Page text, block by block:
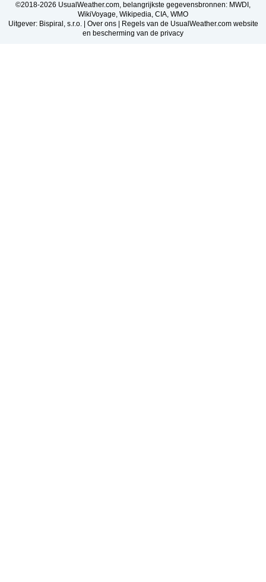
©2018-2026 UsualWeather.com, belangrijkste gegevensbronnen: MWDI,
WikiVoyage, Wikipedia, CIA, WMO
Uitgever: Bispiral, s.r.o. | Over ons|
Regels van de UsualWeather.com website
en bescherming van de privacy